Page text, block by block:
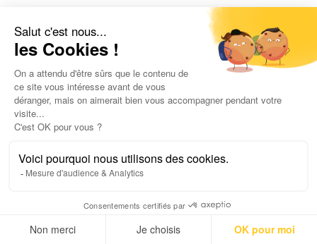
Aucun article pour le moment.
La Compagnie Bretonne
105 Hent Yvon Buannic Parc d'Activités de Prat Gouzien
Besoin d'aide ? 02 98 58 40 12